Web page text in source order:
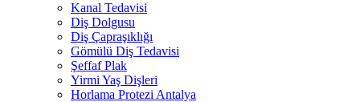
Kanal Tedavisi
Diş Dolgusu
Diş Çapraşıklığı
Gömülü Diş Tedavisi
Şeffaf Plak
Yirmi Yaş Dişleri
Horlama Protezi Antalya